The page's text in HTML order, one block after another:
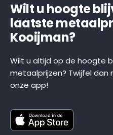
Wilt u hoogte
laatste
Kooijman?
Wilt u altijd op de hoogte
metaalprijzen? Twijfel dan
onze app!